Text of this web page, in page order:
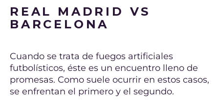
REAL MADRID VS
BARCELONA
Cuando se trata de fuegos artificiales
futbolísticos, éste es un encuentro lleno de
promesas. Como suele ocurrir en estos casos,
se enfrentan el primero y el segundo.